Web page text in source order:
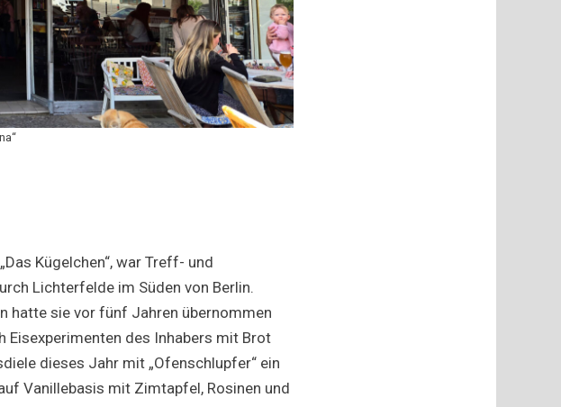
Kügelchen“, war Treff- und
Lichterfelde im Süden von Berlin.
hatte sie vor fünf Jahren übernommen
Eisexperimenten des Inhabers mit Brot
dieses Jahr mit „Ofenschlupfer“ ein
Vanillebasis mit Zimtapfel, Rosinen und